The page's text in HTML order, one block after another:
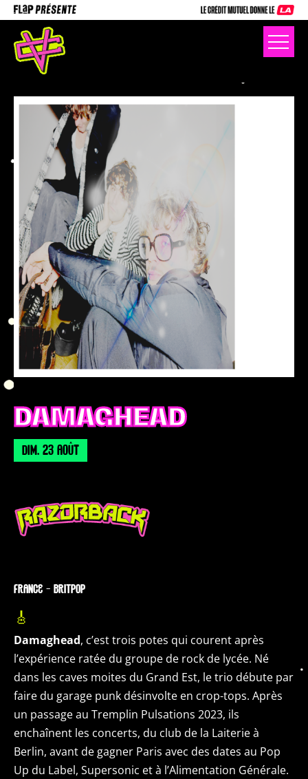
DAMAGHEAD
DIM. 23 AOÛT
FRANCE — BRITPOP
🎸
Damaghead, c’est trois potes qui courent après
l’expérience ratée du groupe de rock de lycée. Né
dans les caves moites du Grand Est, le trio débute par
faire du garage punk désinvolte en crop-tops. Après
un passage au Tremplin Pulsations 2023, ils
enchaînent les concerts, du club de la Laiterie à
Berlin, avant de gagner Paris avec des dates au Pop
Up du Label, Supersonic et à l’Alimentation Générale.